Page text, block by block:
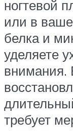
ногтевой
или в
белка и
уделяете
внимания.
требует